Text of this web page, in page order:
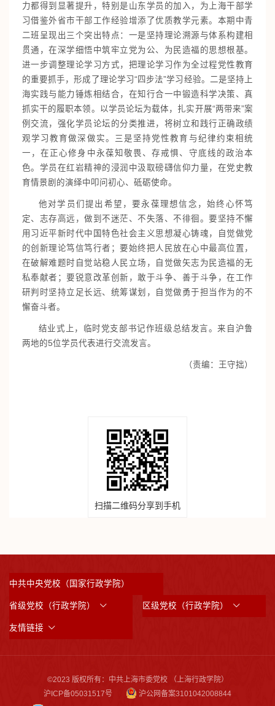
力都得到显著提升，特别是山东学员的加入，为上海干部学
习借鉴外省市干部工作经验增添了优质教学元素。本期中青
二班呈现出三个突出特点：一是坚持理论溯源与体系构建相
贯通，在深学细悟中筑牢立党为公、为民造福的思想根基。
进一步调整理论学习方式，把理论学习作为全过程党性教育
的重要抓手，形成了理论学习“四步法”学习经验。二是坚持上
海实践与能力锤炼相结合，在知行合一中锻造科学决策、真
抓实干的履职本领。以学员论坛为载体，扎实开展“两带来”案
例交流，强化学员论坛的分类推进，将树立和践行正确政绩
观学习教育做深做实。三是坚持党性教育与纪律约束相统
一，在正心修身中永葆知敬畏、存戒惧、守底线的政治本
色。学员在红岩精神的浸润中汲取磅礴信仰力量，在党史教
育情景剧的演绎中叩问初心、砥砺使命。
他对学员们提出希望，要永葆理想信念，始终心怀笃
定、志存高远，做到不迷茫、不失落、不徘徊。要坚持不懈
用习近平新时代中国特色社会主义思想凝心铸魂，自觉做党
的创新理论笃信笃行者；要始终把人民放在心中最高位置，
在破解难题时自觉站稳人民立场，自觉做矢志为民造福的无
私奉献者；要锐意改革创新，敢于斗争、善于斗争，在工作
研判时坚持立足长远、统筹谋划，自觉做勇于担当作为的不
懈奋斗者。
结业式上，临时党支部书记作班级总结发言。来自沪鲁
两地的5位学员代表进行交流发言。
（责编：王守拙）
扫描二维码分享到手机
中共中央党校（国家行政学院）
省级党校（行政学院） 区级党校（行政学院）
友情链接
©2023 版权所有：中共上海市委党校 （上海行政学院）
沪ICP备05031517号
沪公网备案3101042008844